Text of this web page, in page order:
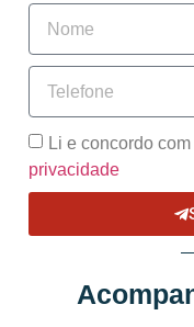
Li e concordo
privacidade